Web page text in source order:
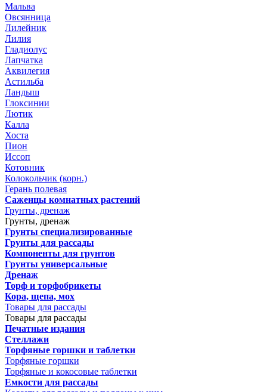
Мальва
Овсянница
Лилейник
Лилия
Гладиолус
Лапчатка
Аквилегия
Астильба
Ландыш
Глоксинии
Лютик
Калла
Хоста
Пион
Иссоп
Котовник
Колокольчик (корн.)
Герань полевая
Саженцы комнатных растений
Грунты, дренаж
Грунты, дренаж
Грунты специализированные
Грунты для рассады
Компоненты для грунтов
Грунты универсальные
Дренаж
Торф и торфобрикеты
Кора, щепа, мох
Товары для рассады
Товары для рассады
Печатные издания
Стеллажи
Торфяные горшки и таблетки
Торфяные горшки
Торфяные и кокосовые таблетки
Емкости для рассады